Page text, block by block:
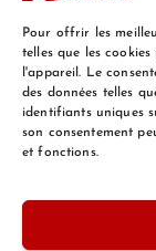
Pour offrir les
telles que les
l'appareil. Le
des données telles
identifiants uniques
son consentement
et fonctions.
Mentions Légales